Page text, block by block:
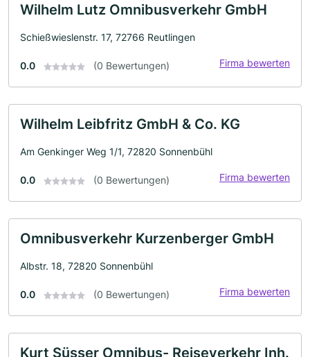
Wilhelm Lutz Omnibusverkehr GmbH
Schießwieslenstr. 17, 72766 Reutlingen
0.0 (0 Bewertungen) Firma bewerten
Wilhelm Leibfritz GmbH & Co. KG
Am Genkinger Weg 1/1, 72820 Sonnenbühl
0.0 (0 Bewertungen) Firma bewerten
Omnibusverkehr Kurzenberger GmbH
Albstr. 18, 72820 Sonnenbühl
0.0 (0 Bewertungen) Firma bewerten
Kurt Süsser Omnibus- Reiseverkehr Inh.